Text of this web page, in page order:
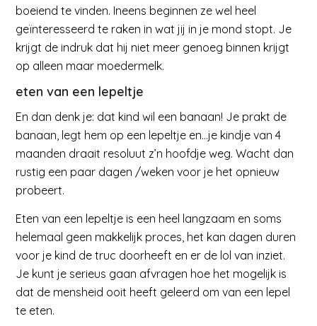
boeiend te vinden. Ineens beginnen ze wel heel
geïnteresseerd te raken in wat jij in je mond stopt. Je
krijgt de indruk dat hij niet meer genoeg binnen krijgt
op alleen maar moedermelk.
eten van een lepeltje
En dan denk je: dat kind wil een banaan! Je prakt de
banaan, legt hem op een lepeltje en…je kindje van 4
maanden draait resoluut z’n hoofdje weg. Wacht dan
rustig een paar dagen /weken voor je het opnieuw
probeert.
Eten van een lepeltje is een heel langzaam en soms
helemaal geen makkelijk proces, het kan dagen duren
voor je kind de truc doorheeft en er de lol van inziet.
Je kunt je serieus gaan afvragen hoe het mogelijk is
dat de mensheid ooit heeft geleerd om van een lepel
te eten.